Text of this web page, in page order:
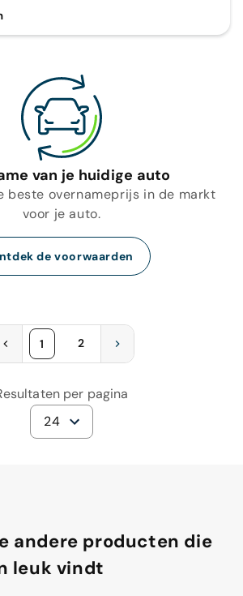
van je huidige auto
beste overnameprijs in de markt
voor je auto.
de voorwaarden
1 2
per pagina
24
andere producten die
leuk vindt